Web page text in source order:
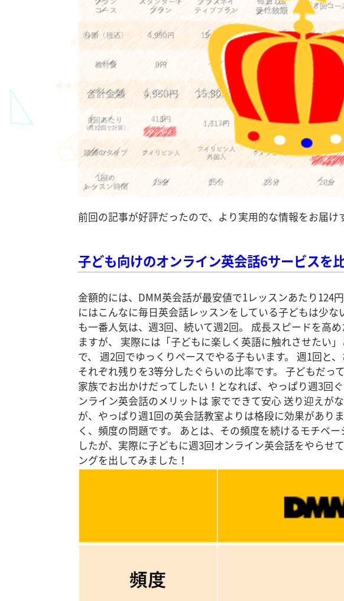
前回の記事が好評だったので、より実用的な情報をお届け
子ども向けのオンライン英会話6サービスを
金額的には、DMM英会話が最安値で1レッスンあたり124
にはこんなに毎日英会話レッスンをしている子どもは少
も一番人気は、週3回、続いて週2回。 成長スピードを高
ますが、 実際には「子どもに楽しく英語に触れさせたい
で、 週2回でゆっくりペースでやる子もいます。 週1回と
それぞれ残りを3等分したぐらいの比率です。 子どもだっ
家族でお出かけだってしたい！となれば、やっぱり週3回
ンライン英会話のメリットは 家でできて安心 送り迎えが
が、やっぱり週1回の英会話教室よりは格段に効果があり
く、頻度の問題です。 あとは、その頻度を続けるモチベ
したが、実際に子どもに週3回オンライン英会話をやらせ
ングを出してみました！